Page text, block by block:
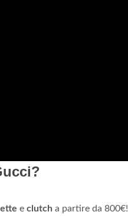
e clutch a partire da 800€!